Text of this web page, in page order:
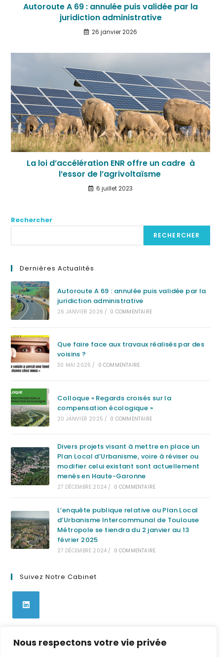
Nous respectons votre vie privée
Autoroute A 69 : annulée puis validée par la
juridiction administrative
26 janvier 2026
La loi d’accélération ENR offre un cadre à
l’essor de l’agrivoltaïsme
6 juillet 2023
Rechercher
RECHERCHER
Dernières Actualités
Autoroute A 69 : annulée puis validée par la
juridiction administrative
26 JANVIER 2026 / 0 COMMENTAIRE
Que faire face aux travaux réalisés par des
voisins ?
30 MAI 2025 / 0 COMMENTAIRE
Colloque « Regards croisés sur la
compensation écologique »
20 JANVIER 2025 / 0 COMMENTAIRE
Divers projets visant à mettre en place un
Plan Local d’Urbanisme, voire à réviser ou
modifier celui existant sont actuellement
menés en Haute-Garonne
27 DÉCEMBRE 2024 / 0 COMMENTAIRE
L’enquête publique relative au Plan Local
d’Urbanisme Intercommunal de Toulouse
Métropole se tiendra du 2 janvier au 13
février 2025
27 DÉCEMBRE 2024 / 0 COMMENTAIRE
Suivez Notre Cabinet
un